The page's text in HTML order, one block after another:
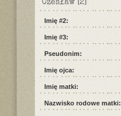
Czesław [2]
Imię #2:
Imię #3:
Pseudonim:
Imię ojca:
Imię matki:
Nazwisko rodowe matki: